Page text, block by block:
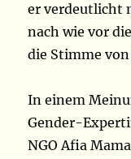
er verdeutlicht
nach wie vor
die Stimme
In einem
Gender-
NGO Afia